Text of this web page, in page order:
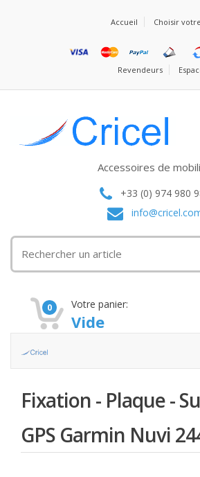
Accueil Choisir
Revendeurs
Accessoires de
+33 (0) 974 980
0 Votre panier:
Vide
Fixation - Plaque -
GPS Garmin Nuvi